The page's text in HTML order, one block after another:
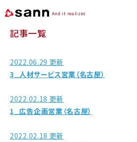
And it realizes
記事一覧
2022.06.29 更新
3_人材サービス営業（名古屋）
2022.02.18 更新
1_広告企画営業（名古屋）
2022.02.18 更新